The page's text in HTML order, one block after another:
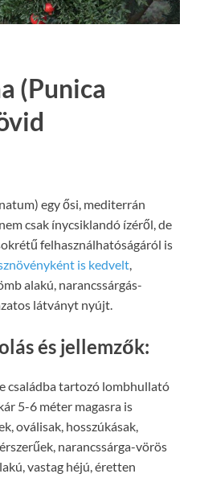
(Punica
egy ősi, mediterrán
csak ínycsiklandó ízéről, de
felhasználhatóságáról is
is kedvelt
alakú, narancssárgás-
látványt nyújt.
és jellemzők:
családba tartozó lombhullató
5-6 méter magasra is
oválisak, hosszúkásak,
narancssárga-vörös
vastag héjú, éretten